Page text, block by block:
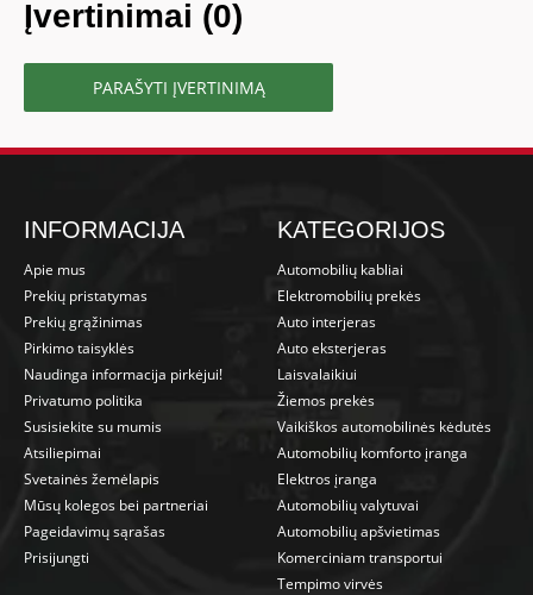
Įvertinimai (0)
PARAŠYTI ĮVERTINIMĄ
INFORMACIJA
Apie mus
Prekių pristatymas
Prekių grąžinimas
Pirkimo taisyklės
Naudinga informacija pirkėjui!
Privatumo politika
Susisiekite su mumis
Atsiliepimai
Svetainės žemėlapis
Mūsų kolegos bei partneriai
Pageidavimų sąrašas
Prisijungti
KATEGORIJOS
Automobilių kabliai
Elektromobilių prekės
Auto interjeras
Auto eksterjeras
Laisvalaikiui
Žiemos prekės
Vaikiškos automobilinės kėdutės
Automobilių komforto įranga
Elektros įranga
Automobilių valytuvai
Automobilių apšvietimas
Komerciniam transportui
Tempimo virvės